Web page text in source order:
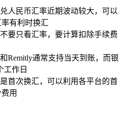
人民币汇率近期波动较大，可以
有利时换汇
要只看汇率，要计算扣除手续费
Remitly通常支持当天到账，而银
工作日
首次换汇，可以利用各平台的首
用